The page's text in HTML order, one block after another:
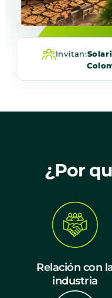
Invitan:
¿Por
Relación con
industria